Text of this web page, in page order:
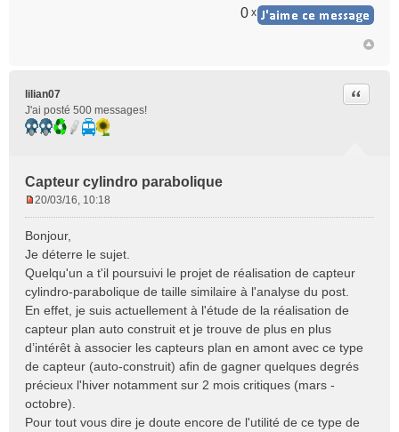
0 x
lilian07
J'ai posté 500 messages!
Capteur cylindro parabolique
Citer
s
s
a
g
e
o
n
l
u
20/03/16, 10:18
Bonjour,
Je déterre le sujet.
Quelqu'un a t'il poursuivi le projet de réalisation de capteur
cylindro-parabolique de taille similaire à l'analyse du post.
En effet, je suis actuellement à l'étude de la réalisation de
capteur plan auto construit et je trouve de plus en plus
d’intérêt à associer les capteurs plan en amont avec ce type
de capteur (auto-construit) afin de gagner quelques degrés
précieux l'hiver notamment sur 2 mois critiques (mars -
octobre).
Pour tout vous dire je doute encore de l'utilité de ce type de